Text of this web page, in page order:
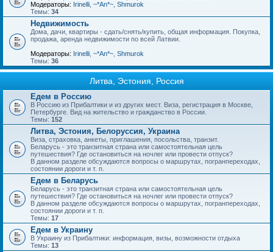
Модераторы: Irinelli ~*An*~ Shmurok
Темы: 34
Недвижимость
Дома, дачи, квартиры - сдать/снять/купить, общая информация. Покупка,
продажа, аренда недвижимости по всей Латвии.
Модераторы: Irinelli ~*An*~ Shmurok
Темы: 36
Литва, Эстония, Россия
Едем в Россию
В Россию из Прибалтики и из других мест. Виза, регистрация в Москве,
Петербурге. Вид на жительство и гражданство в России.
Темы: 152
Литва, Эстония, Белоруссия, Украина
Виза, страховка, анкеты, приглашения, посольства, транзит.
Беларусь - это транзитная страна или самостоятельная цель
путешествия? Где остановиться на ночлег или провести отпуск?
В данном разделе обсуждаются вопросы о маршрутах, погранпереходах,
состоянии дороги и т. п.
Едем в Беларусь
Беларусь - это транзитная страна или самостоятельная цель
путешествия? Где остановиться на ночлег или провести отпуск?
В данном разделе обсуждаются вопросы о маршрутах, погранпереходах,
состоянии дороги и т. п.
Темы: 17
Едем в Украину
В Украину из Прибалтики: информация, визы, возможности отдыха
Темы: 13